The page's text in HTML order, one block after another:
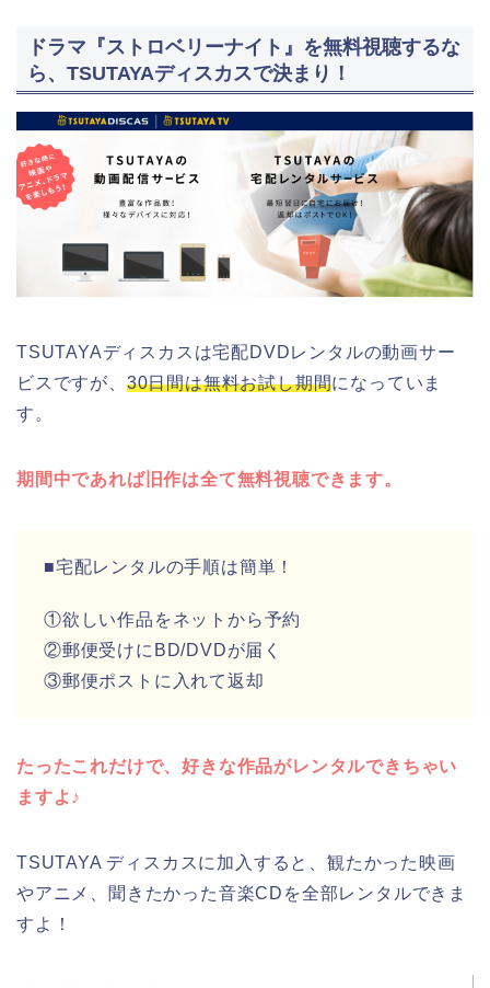
ドラマ『ストロベリーナイト』を無料視聴するな
ら、TSUTAYAディスカスで決まり！
TSUTAYAディスカスは宅配DVDレンタルの動画サー
ビスですが、 30日間は無料お試し期間になっていま
す。
期間中であれば旧作は全て無料視聴できます。
■宅配レンタルの手順は簡単！
①欲しい作品をネットから予約
②郵便受けにBD/DVDが届く
③郵便ポストに入れて返却
たったこれだけで、好きな作品がレンタルできちゃい
ますよ♪
TSUTAYA ディスカスに加入すると、観たかった映画
やアニメ、聞きたかった音楽CDを全部レンタルできま
すよ！